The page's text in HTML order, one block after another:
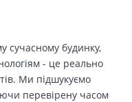
сучасному будинку,
- це реально
Ми підшукуємо
перевірену часом